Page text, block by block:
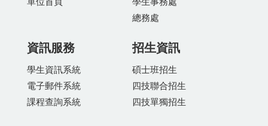
總務處
資訊服務
學生資訊系統
電子郵件系統
課程查詢系統
招生資訊
碩士班招生
四技聯合招生
四技單獨招生